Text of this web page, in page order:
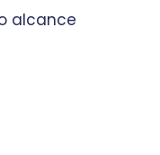
alcance